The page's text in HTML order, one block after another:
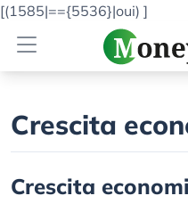
[(1585|=={5536}|oui) ]
Crescita
Crescita